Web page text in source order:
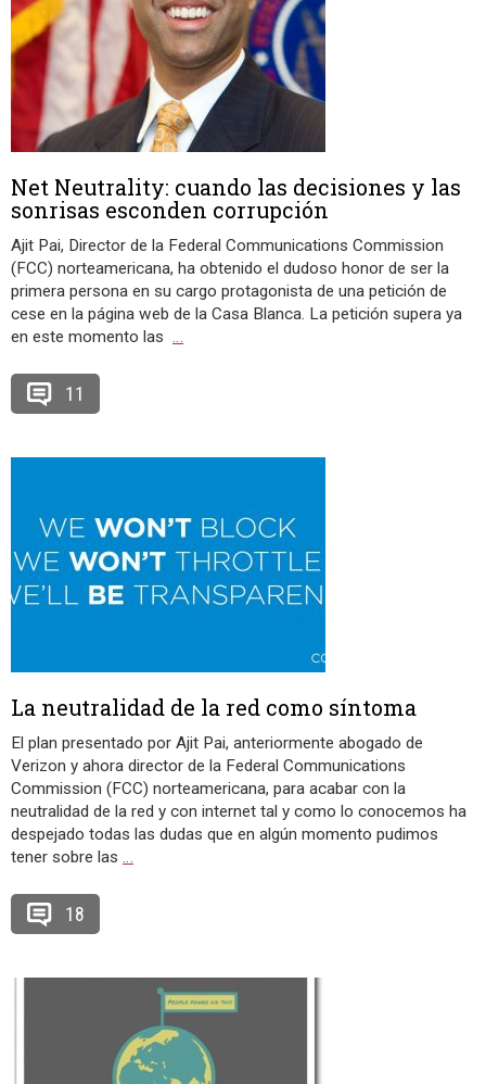
Net Neutrality: cuando las decisiones y las
sonrisas esconden corrupción
Ajit Pai, Director de la Federal Communications Commission
(FCC) norteamericana, ha obtenido el dudoso honor de ser la
primera persona en su cargo protagonista de una petición de
cese en la página web de la Casa Blanca. La petición supera ya
en este momento las …
11
La neutralidad de la red como síntoma
El plan presentado por Ajit Pai, anteriormente abogado de
Verizon y ahora director de la Federal Communications
Commission (FCC) norteamericana, para acabar con la
neutralidad de la red y con internet tal y como lo conocemos ha
despejado todas las dudas que en algún momento pudimos
tener sobre las …
18